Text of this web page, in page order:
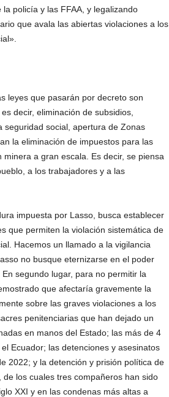
policía y las FFAA, y legalizando
que avala las abiertas violaciones a los
leyes que pasarán por decreto son
decir, eliminación de subsidios,
seguridad social, apertura de Zonas
la eliminación de impuestos para las
a gran escala. Es decir, se piensa
a los trabajadores y a las
impuesta por Lasso, busca establecer
que permiten la violación sistemática de
Hacemos un llamado a la vigilancia
no busque eternizarse en el poder
segundo lugar, para no permitir la
que afectaría gravemente la
sobre las graves violaciones a los
penitenciarias que han dejado un
en manos del Estado; las más de 4
Ecuador; las detenciones y asesinatos
2022; y la detención y prisión política de
los cuales tres compañeros han sido
XXI y en las condenas más altas a